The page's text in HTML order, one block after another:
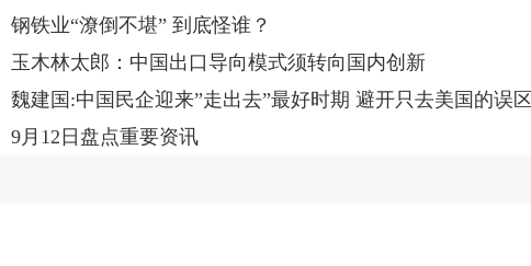
钢铁业“潦倒不堪” 到底怪谁？
玉木林太郎：中国出口导向模式须转向国内创新
魏建国:中国民企迎来”走出去”最好时期 避开只去美国的误区
9月12日盘点重要资讯